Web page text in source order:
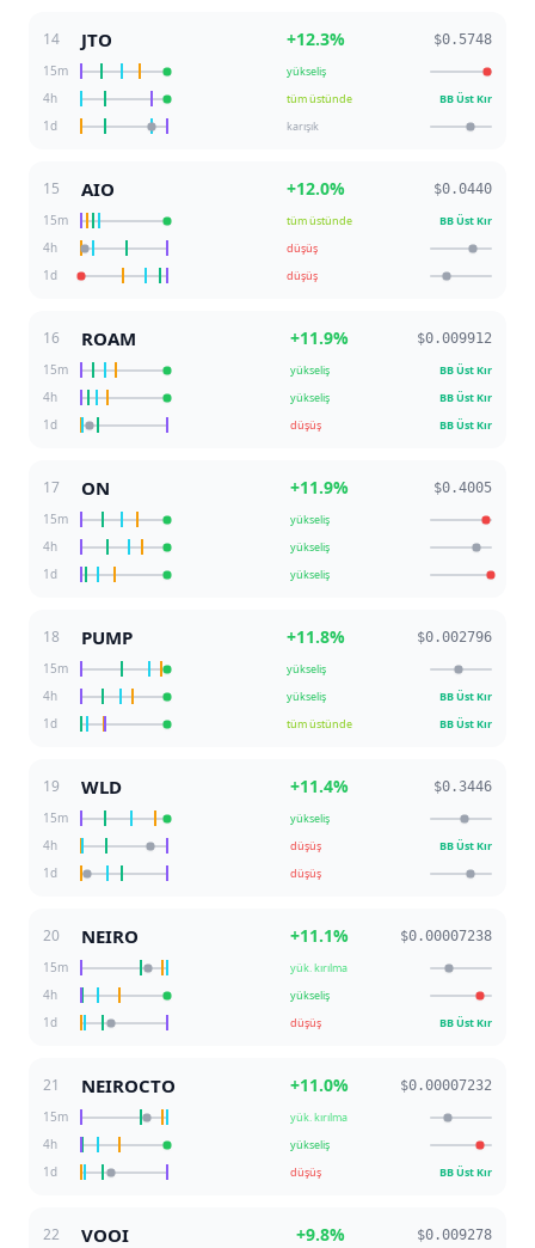
14 JTO +12.3%
$0.5748
15m
yükseliş
4h tüm üstünde BB Üst Kır
1d karışık
15 AIO +12.0%
$0.0440
15m
tüm üstünde BB Üst Kır
4h düşüş
1d düşüş
16 ROAM +11.9%
$0.009912
15m
yükseliş BB Üst Kır
4h yükseliş BB Üst Kır
1d düşüş BB Üst Kır
17 ON +11.9%
$0.4005
15m
yükseliş
4h yükseliş
1d yükseliş
18 PUMP +11.8%
$0.002796
15m
yükseliş
4h yükseliş BB Üst Kır
1d tüm üstünde BB Üst Kır
19 WLD +11.4%
$0.3446
15m
yükseliş
4h düşüş BB Üst Kır
1d düşüş
20 NEIRO +11.1%
$0.00007238
15m
yük. kırılma
4h yükseliş
1d düşüş BB Üst Kır
21 NEIROCTO +11.0%
$0.00007232
15m
yük. kırılma
4h yükseliş
1d düşüş BB Üst Kır
22 VOOI +9.8%
$0.009278